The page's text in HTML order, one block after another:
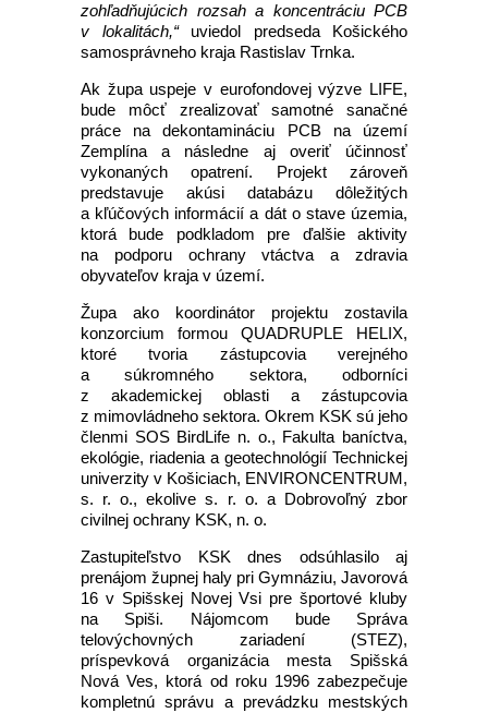
zohľadňujúcich rozsah a koncentráciu PCB
v lokalitách,“ uviedol predseda Košického
samosprávneho kraja Rastislav Trnka.
Ak župa uspeje v eurofondovej výzve LIFE,
bude môcť zrealizovať samotné sanačné
práce na dekontamináciu PCB na území
Zemplína a následne aj overiť účinnosť
vykonaných opatrení. Projekt zároveň
predstavuje akúsi databázu dôležitých
a kľúčových informácií a dát o stave územia,
ktorá bude podkladom pre ďalšie aktivity
na podporu ochrany vtáctva a zdravia
obyvateľov kraja v území.
Župa ako koordinátor projektu zostavila
konzorcium formou QUADRUPLE HELIX,
ktoré tvoria zástupcovia verejného
a súkromného sektora, odborníci
z akademickej oblasti a zástupcovia
z mimovládneho sektora. Okrem KSK sú jeho
členmi SOS BirdLife n. o., Fakulta baníctva,
ekológie, riadenia a geotechnológií Technickej
univerzity v Košiciach, ENVIRONCENTRUM,
s. r. o., ekolive s. r. o. a Dobrovoľný zbor
civilnej ochrany KSK, n. o.
Zastupiteľstvo KSK dnes odsúhlasilo aj
prenájom župnej haly pri Gymnáziu, Javorová
16 v Spišskej Novej Vsi pre športové kluby
na Spiši. Nájomcom bude Správa
telovýchovných zariadení (STEZ),
príspevková organizácia mesta Spišská
Nová Ves, ktorá od roku 1996 zabezpečuje
kompletnú správu a prevádzku mestských